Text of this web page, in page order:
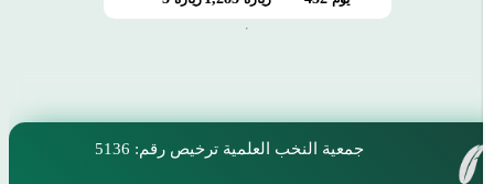
جمعية النخب العلمية ترخيص رقم: 5136